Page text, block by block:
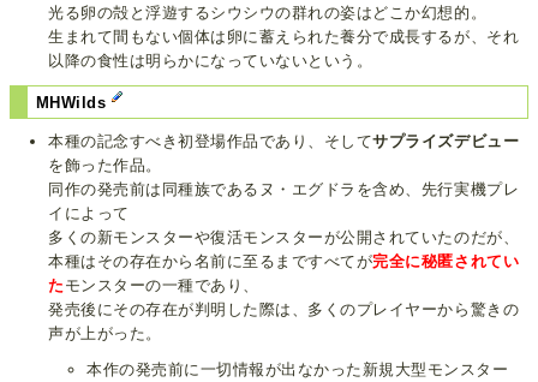
光る卵の殻と浮遊するシウシウの群れの姿はどこか幻想的。
生まれて間もない個体は卵に蓄えられた養分で成長するが、それ
以降の食性は明らかになっていないという。
MHWilds
本種の記念すべき初登場作品であり、そしてサプライズデビュー
を飾った作品。
同作の発売前は同種族であるヌ・エグドラを含め、先行実機プレ
イによって
多くの新モンスターや復活モンスターが公開されていたのだが、
本種はその存在から名前に至るまですべてが完全に秘匿されてい
た モンスターの一種であり、
発売後にその存在が判明した際は、多くのプレイヤーから驚きの
声が上がった。
本作の発売前に一切情報が出なかった新規大型モンスター